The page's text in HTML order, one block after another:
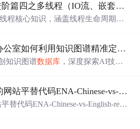
定参数及C接口编程（sqlite3_open/e
重点对比SQLite3嵌入式特性与MySQ
Java基础中级进阶篇四之多线程（IO流、嵌套类、多线程）
程核心知识，涵盖线程生命周期、
内存模型与happens-before规则，详
notify、Condition、CountDownLat
高校技术转移办公室如何利用知识图谱精准定位产业需求与技术适配点？.docx
知识图谱数据库 ，深度探索AI技术
决方案，推动科技创新与产业创新认知网络分析的网站平替代码ENA-Chinese-vs-English-reproducible.zip
替代码ENA-Chinese-vs-English-repro